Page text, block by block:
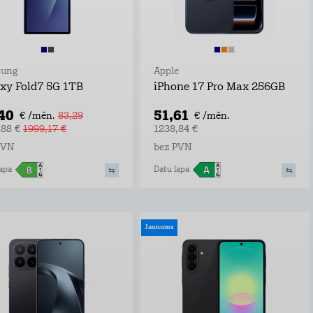
Fold7 5G 1TB
€ /mēn. 83,29
€ 1999,17 €
Apple
iPhone 17 Pro Max 256GB
51,61 € /mēn.
1238,84 €
bez PVN
Datu lapa
Jaunums